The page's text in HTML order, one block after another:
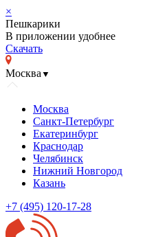
×
Пешкарики
В приложении удобнее
Скачать
Москва ▼
Москва
Санкт-Петербург
Екатеринбург
Краснодар
Челябинск
Нижний Новгород
Казань
+7 (495) 120-17-28